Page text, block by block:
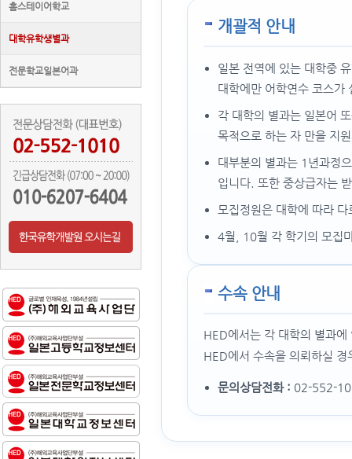
홈스테이어학교
대학유학생별과
전문학교일본어과
개괄적 안내
일본 전역에 있는 대학중
대학에만 어학연수 코스가
각 대학의 별과는 일본어
목적으로 하는 자 만을 지
대부분의 별과는 1년과정
입니다. 또한 중상급자는
모집정원은 대학에 따라
4월, 10월 각 학기의 모집
수속 안내
HED에서는 각 대학의 별과
HED에서 수속을 의뢰하실
문의상담전화 : 02-552-